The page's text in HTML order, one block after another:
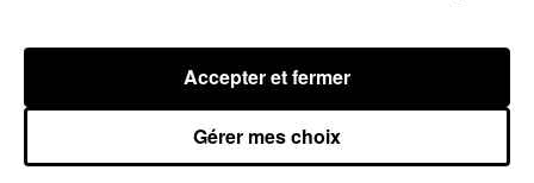
Une publication partagée par KAIMIN (@kaiminofficial) le15
Gérer mes choix
Accepter et fermer